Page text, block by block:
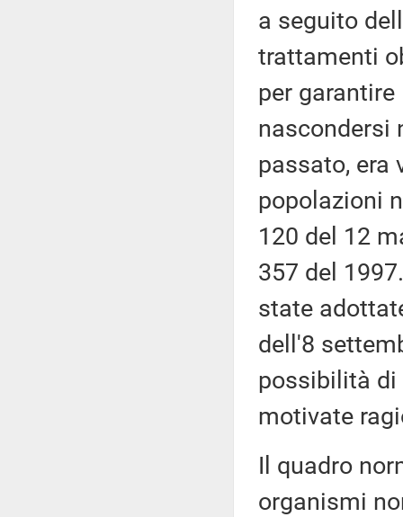
a seguito
trattamenti
per
nascondersi
passato, era
popolazioni
120 del 12
357 del
state
dell'8
possibilità di
motivate
Il quadro
organismi